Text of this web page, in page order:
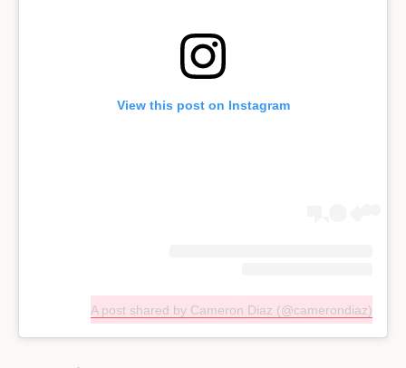
View this post on Instagram
A post shared by Cameron Diaz (@camerondiaz)